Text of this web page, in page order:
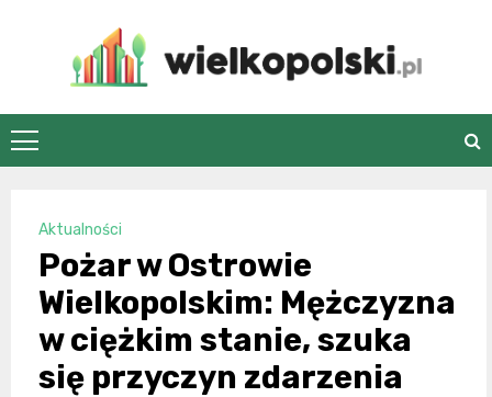
wielkopolski.pl
Aktualności
Pożar w Ostrowie
Wielkopolskim: Mężczyzna
w ciężkim stanie, szuka
się przyczyn zdarzenia